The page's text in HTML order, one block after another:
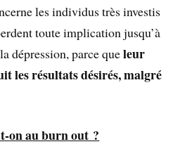
les individus très investis
toute implication jusqu’à
dépression, parce queleur
les résultats désirés, malgré
on au burn out ?